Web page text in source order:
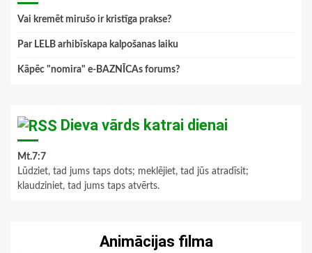
Vai kremēt mirušo ir kristīga prakse?
Par LELB arhibīskapa kalpošanas laiku
Kāpēc "nomira" e-BAZNĪCAs forums?
Dieva vārds katrai dienai
Mt.7:7
Lūdziet, tad jums taps dots; meklējiet, tad jūs atradīsit;
klaudziniet, tad jums taps atvērts.
Animācijas filma